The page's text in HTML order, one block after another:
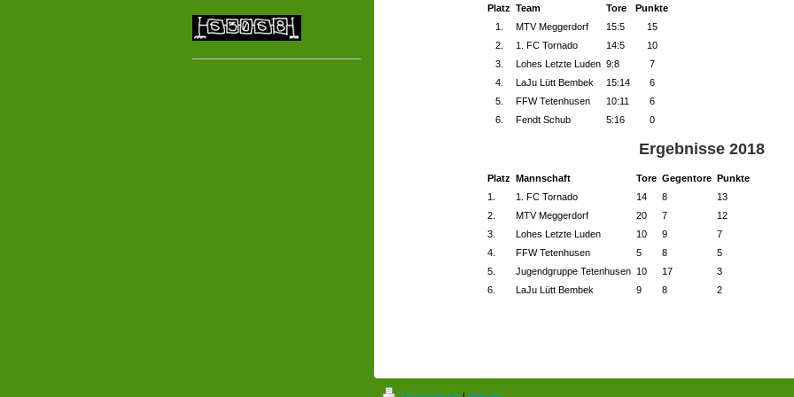
Platz Team Tore
Punkte
1.
MTV Meggerdorf 15:5
15
2.
1. FC Tornado 14:5
10
3.
Lohes Letzte Luden 9:8
7
4.
LaJu Lütt Bembek 15:14
6
5.
FFW Tetenhusen 10:11
6
6.
Fendt Schub 5:16 0
Ergebnisse 2018
Platz Mannschaft Tore Gegentore Punkte
1.
1. FC Tornado 14 8
13
2.
MTV Meggerdorf 20 7
12
3.
Lohes Letzte Luden 10 9
7
4.
FFW Tetenhusen 5 8
5
5.
Jugendgruppe Tetenhusen 10 17
3
6.
LaJu Lütt Bembek 9 8 2